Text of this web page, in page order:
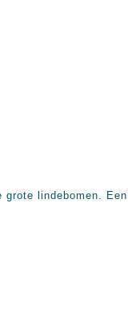
lindebomen.